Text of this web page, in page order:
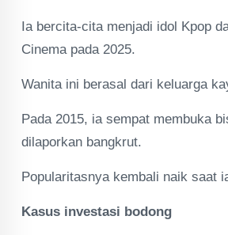
Ia bercita-cita menjadi idol Kpop
Cinema pada 2025.
Wanita ini berasal dari keluarga
Pada 2015, ia sempat membuka
dilaporkan bangkrut.
Popularitasnya kembali naik saat
Kasus investasi bodong